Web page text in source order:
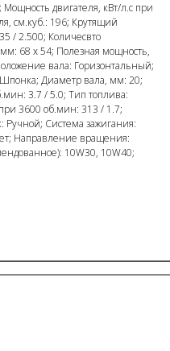
двигателя, кВт/л.с при
см.куб.: 196; Крутящий
/ 2.500; Количесвто
68 х 54; Полезная мощность,
вала: Горизонтальный;
Диаметр вала, мм: 20;
3.7 / 5.0; Тип топлива:
3600 об.мин: 313 / 1.7;
Ручной; Система зажигания:
Направление вращения:
10W30, 10W40;